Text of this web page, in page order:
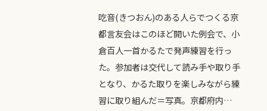
吃音(きつおん)のある人らでつくる京
都言友会はこのほど開いた例会で、小
倉百人一首かるたで発声練習を行っ
た。参加者は交代して読み手や取り手
となり、かるた取りを楽しみながら練
習に取り組んだ＝写真。京都府内…